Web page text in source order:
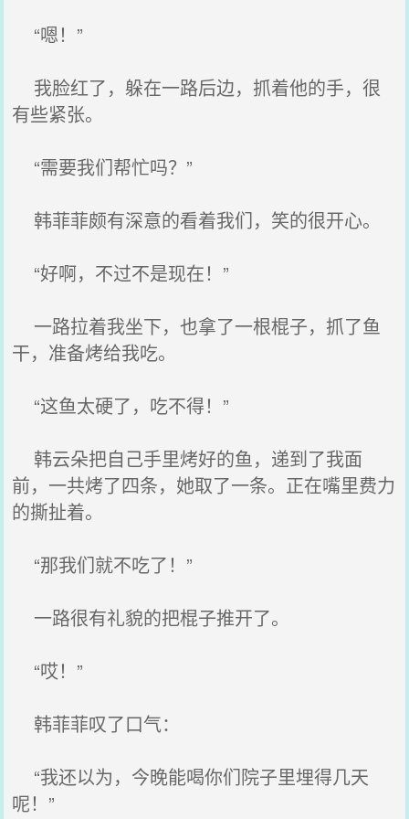
“嗯！”
我脸红了，躲在一路后边，抓着他的手，很
有些紧张。
“需要我们帮忙吗？”
韩菲菲颇有深意的看着我们，笑的很开心。
“好啊，不过不是现在！”
一路拉着我坐下，也拿了一根棍子，抓了鱼
干，准备烤给我吃。
“这鱼太硬了，吃不得！”
韩云朵把自己手里烤好的鱼，递到了我面
前，一共烤了四条，她取了一条。正在嘴里费力
的撕扯着。
“那我们就不吃了！”
一路很有礼貌的把棍子推开了。
“哎！”
韩菲菲叹了口气：
“我还以为，今晚能喝你们院子里埋得几天
呢！”